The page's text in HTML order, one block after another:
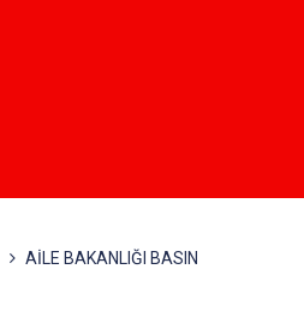
AİLE BAKANLIĞI BASIN